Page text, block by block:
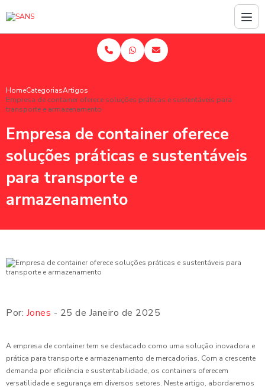
HomeCategoriasArtigos
Empresa de container oferece soluções práticas e sustentáveis para
transporte e armazenamento
Empresa de container oferece
soluções práticas e sustentáveis
para transporte e
armazenamento
Por: Jones - 25 de Janeiro de 2025
A empresa de container tem se destacado como uma solução inovadora e
prática para transporte e armazenamento de mercadorias. Com a crescente
demanda por eficiência e sustentabilidade, os containers oferecem
versatilidade e segurança em diversos setores. Neste artigo, abordaremos